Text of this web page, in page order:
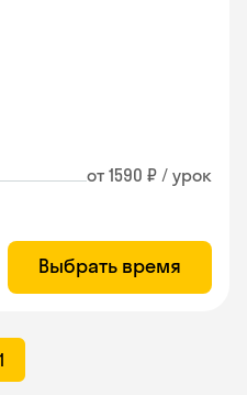
от 1590 ₽ / урок
Выбрать время
1